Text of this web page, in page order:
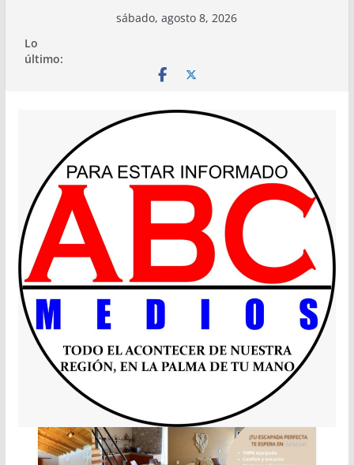
contenido
sábado, agosto 8, 2026
Lo
último: